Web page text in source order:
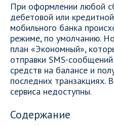
При оформлении любой
дебетовой или
мобильного банка
режиме, по умолчанию.
план «Экономный»,
отправки SMS-
средств на балансе и
последних транзакциях.
сервиса недоступны.
Содержание